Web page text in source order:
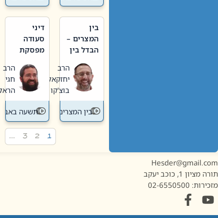
בין
המצרים –
הבדל בין
חדשה
לישנה
הרב
יחזקאל
בוצ'קו
בין המצרים
דיני
סעודה
מפסקת
תשעה
באב
הרב
חגי
הראל
תשעה באב
1, כוכב יעקב
02-6550500